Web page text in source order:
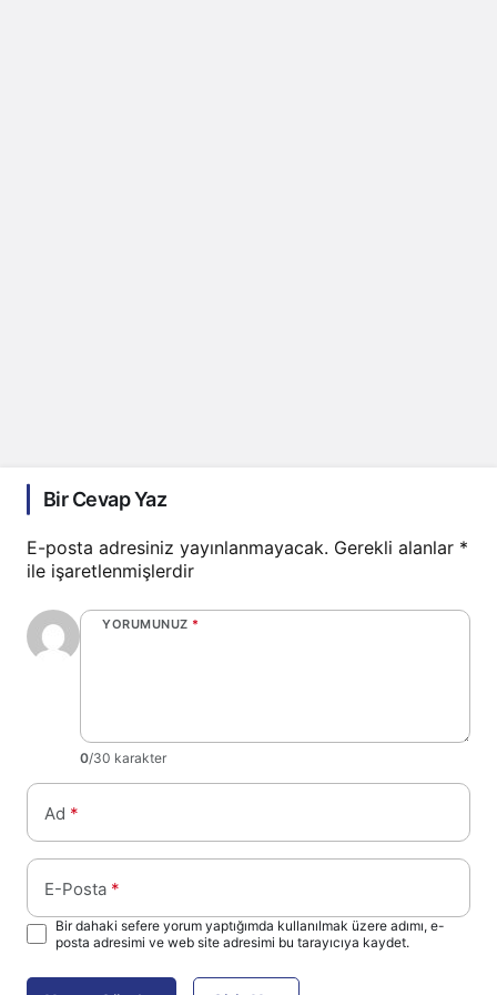
Bir Cevap Yaz
E-posta adresiniz yayınlanmayacak. Gerekli alanlar *
ile işaretlenmişlerdir
YORUMUNUZ *
0/30 karakter
Ad *
E-Posta *
Bir dahaki sefere yorum yaptığımda kullanılmak üzere adımı, e-
posta adresimi ve web site adresimi bu tarayıcıya kaydet.